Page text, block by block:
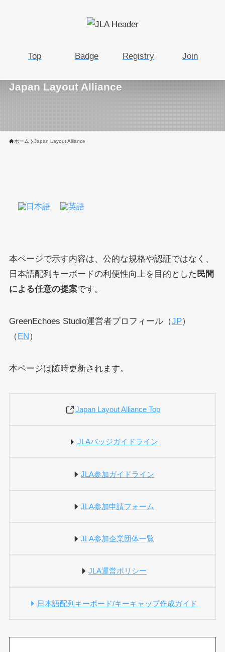
Japan Layout Alliance
ホーム Japan Layout Alliance
Top Badge Registry Join
本ページで示す内容は、公的な規格や認証ではなく、
日本語配列キーボードの利便性向上を目的とした 民間
による任意の提案です。
GreenEchoes Studio運営者プロフィール（JP）
（EN）
本ページは随時更新されます。
Japan Layout Alliance Top
JLAバッジガイドライン
JLA参加ガイドライン
JLA参加申請フォーム
JLA参加企業団体一覧
JLA運営ポリシー
日本語配列キーボード/キーキャップ作成ガイド